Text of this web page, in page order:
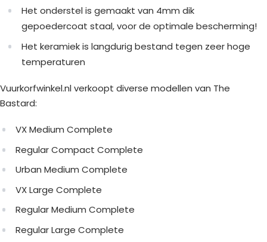
Het onderstel is gemaakt van 4mm dik
gepoedercoat staal, voor de optimale bescherming!
Het keramiek is langdurig bestand tegen zeer hoge
temperaturen
Vuurkorfwinkel.nl verkoopt diverse modellen van The
Bastard:
VX Medium Complete
Regular Compact Complete
Urban Medium Complete
VX Large Complete
Regular Medium Complete
Regular Large Complete